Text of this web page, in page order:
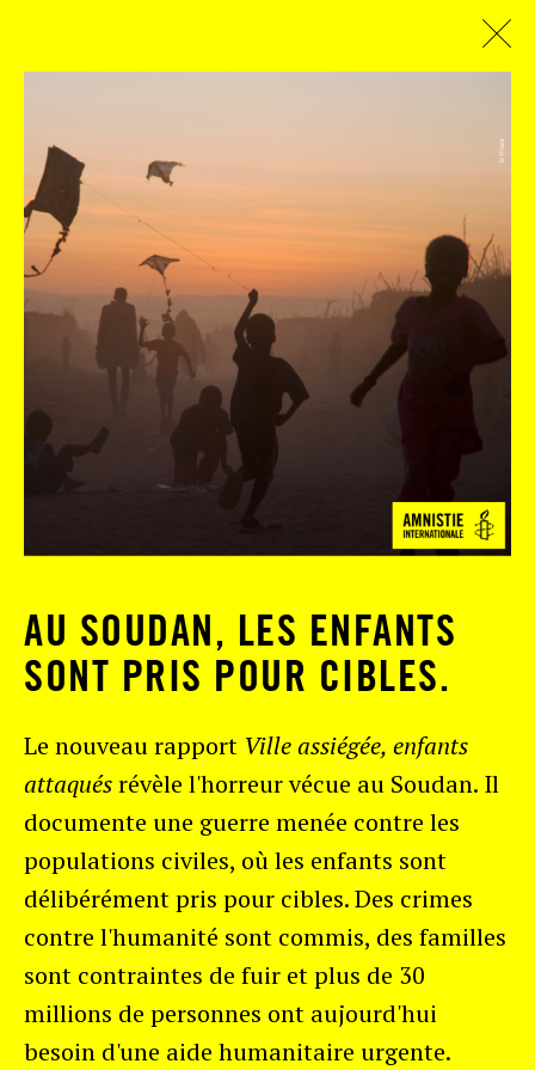
AU SOUDAN, LES ENFANTS
SONT PRIS POUR CIBLES.
Le nouveau rapport Ville assiégée, enfants
attaquésrévèle l'horreur vécue au Soudan. Il
documente une guerre menée contre les
populations civiles, où les enfants sont
délibérément pris pour cibles. Des crimes
contre l'humanité sont commis, des familles
sont contraintes de fuir et plus de 30
millions de personnes ont aujourd'hui
besoin d'une aide humanitaire urgente.